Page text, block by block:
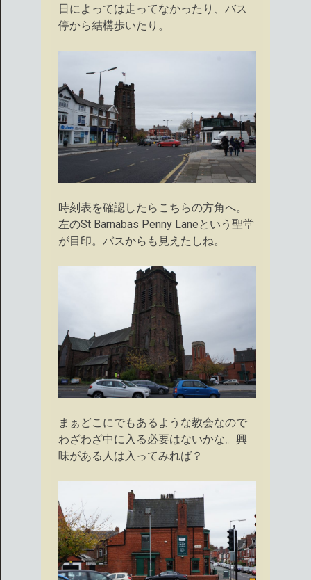
日によっては走ってなかったり、バス
停から結構歩いたり。
時刻表を確認したらこちらの方角へ。
左のSt Barnabas Penny Laneという聖堂
が目印。バスからも見えたしね。
まぁどこにでもあるような教会なので
わざわざ中に入る必要はないかな。興
味がある人は入ってみれば？